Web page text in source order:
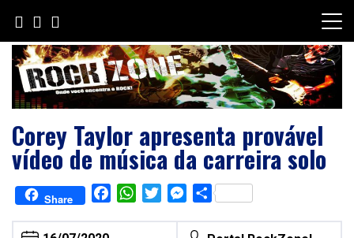
content
Corey Taylor apresenta provável
vídeo de música da carreira solo
Share FacebookWhatsAppTwitterMessenger
Share